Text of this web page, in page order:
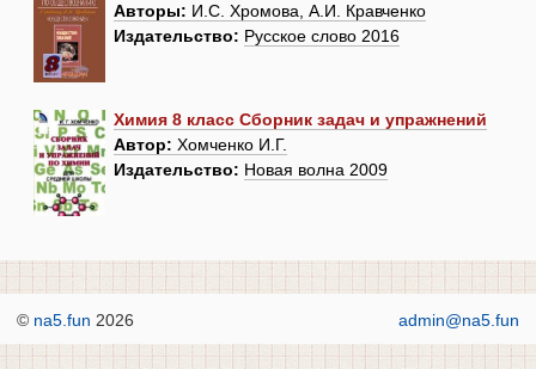
Авторы: И.С. Хромова, А.И. Кравченко
Издательство: Русское слово 2016
Химия 8 класс Сборник задач и упражнений
Автор: Хомченко И.Г.
Издательство: Новая волна 2009
admin@na5.fun
© na5.fun 2026